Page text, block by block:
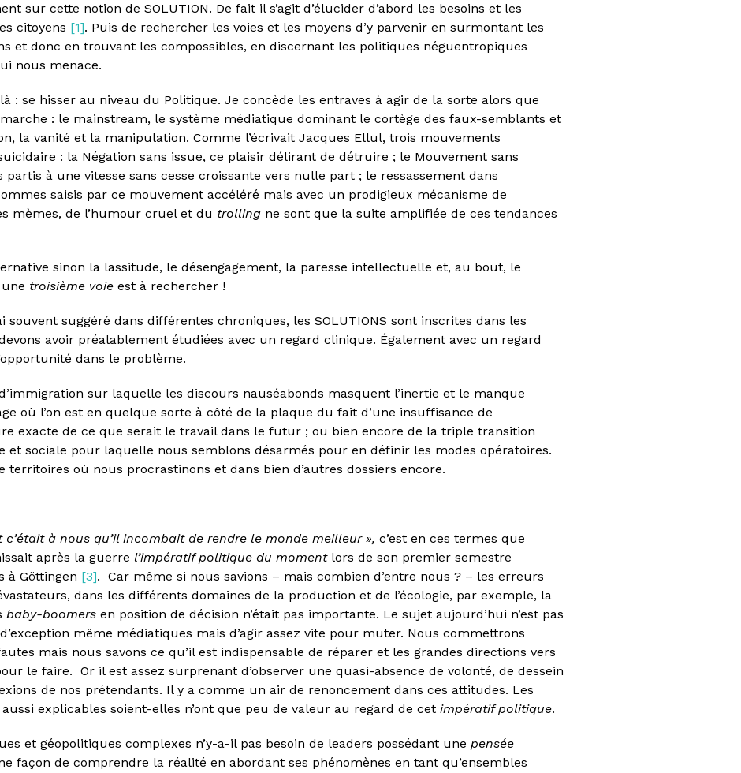
sur cette notion de SOLUTION. De fait il s’agit d’élucider d’abord les besoins et les
citoyens [1]. Puis de rechercher les voies et les moyens d’y parvenir en surmontant les
et donc en trouvant les compossibles, en discernant les politiques néguentropiques
nous menace.
: se hisser au niveau du Politique. Je concède les entraves à agir de la sorte alors que
: le mainstream, le système médiatique dominant le cortège des faux-semblants et
la vanité et la manipulation. Comme l’écrivait Jacques Ellul, trois mouvements
: la Négation sans issue, ce plaisir délirant de détruire ; le Mouvement sans
à une vitesse sans cesse croissante vers nulle part ; le ressassement dans
saisis par ce mouvement accéléré mais avec un prodigieux mécanisme de
mèmes, de l’humour cruel et du trolling ne sont que la suite amplifiée de ces tendances
sinon la lassitude, le désengagement, la paresse intellectuelle et, au bout, le
troisième voie est à rechercher !
souvent suggéré dans différentes chroniques, les SOLUTIONS sont inscrites dans les
avoir préalablement étudiées avec un regard clinique. Également avec un regard
dans le problème.
sur laquelle les discours nauséabonds masquent l’inertie et le manque
où l’on est en quelque sorte à côté de la plaque du fait d’une insuffisance de
exacte de ce que serait le travail dans le futur ; ou bien encore de la triple transition
et sociale pour laquelle nous semblons désarmés pour en définir les modes opératoires.
territoires où nous procrastinons et dans bien d’autres dossiers encore.
c’était à nous qu’il incombait de rendre le monde meilleur », c’est en ces termes que
après la guerre l’impératif politique du momentlors de son premier semestre
à Göttingen [3]. Car même si nous savions – mais combien d’entre nous ? – les erreurs
dans les différents domaines de la production et de l’écologie, par exemple, la
baby-boomers en position de décision n’était pas importante. Le sujet aujourd’hui n’est pas
même médiatiques mais d’agir assez vite pour muter. Nous commettrons
mais nous savons ce qu’il est indispensable de réparer et les grandes directions vers
le faire. Or il est assez surprenant d’observer une quasi-absence de volonté, de dessein
de nos prétendants. Il y a comme un air de renoncement dans ces attitudes. Les
explicables soient-elles n’ont que peu de valeur au regard de cet impératif politique.
et géopolitiques complexes n’y-a-il pas besoin de leaders possédant une pensée
façon de comprendre la réalité en abordant ses phénomènes en tant qu’ensembles